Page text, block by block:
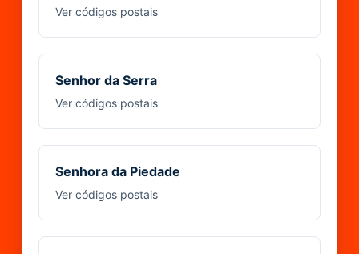
Ver códigos postais
Senhor da Serra
Ver códigos postais
Senhora da Piedade
Ver códigos postais